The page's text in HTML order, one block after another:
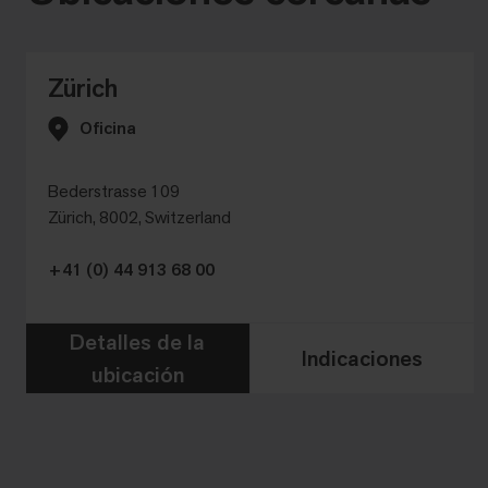
Zürich
Oficina
Bederstrasse 109
Zürich, 8002, Switzerland
+41 (0) 44 913 68 00
Detalles de la
ubicación
Indicaciones